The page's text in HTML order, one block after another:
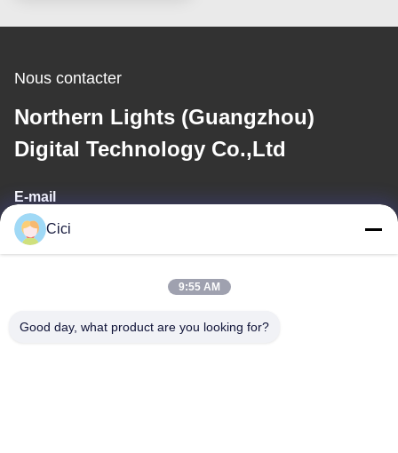
Nous contacter
Northern Lights (Guangzhou)
Digital Technology Co.,Ltd
E-mail
sales03@bjgprojection.com
Adresse
Cici
9:55 AM
Good day, what product are you looking for?